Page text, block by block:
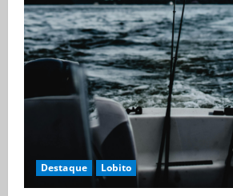
Destaque Lobito